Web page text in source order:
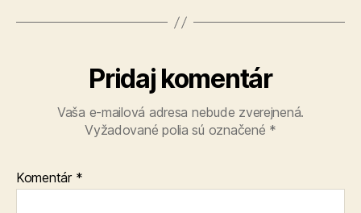
Pridaj komentár
Vaša e-mailová adresa nebude zverejnená.
Vyžadované polia sú označené *
Komentár *